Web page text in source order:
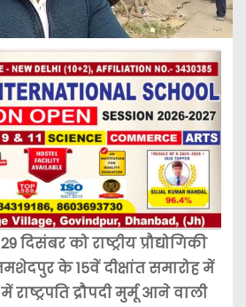
को राष्ट्रीय प्रौद्योगिकी
के 15वें दीक्षांत समारोह में
द्रौपदी मुर्मू आने वाली